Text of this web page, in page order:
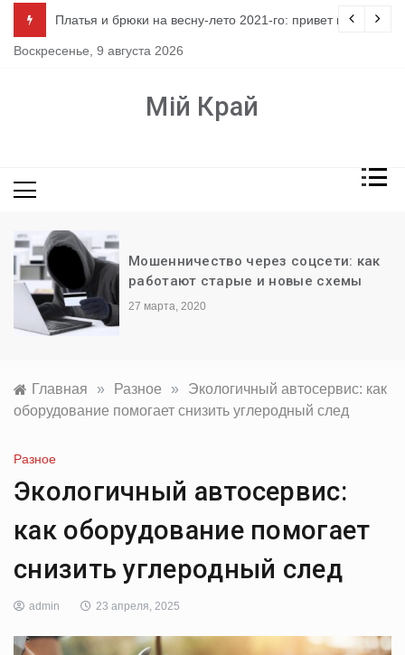
содержимому
Платья и брюки на весну-лето 2021-го: привет из 80-х
Воскресенье, 9 августа 2026
Мій Край
Мошенничество через соцсети: как
работают старые и новые схемы
27 марта, 2020
Главная » Разное »
Экологичный автосервис: как
оборудование помогает снизить углеродный след
Разное
Экологичный автосервис:
как оборудование помогает
снизить углеродный след
admin 23 апреля, 2025